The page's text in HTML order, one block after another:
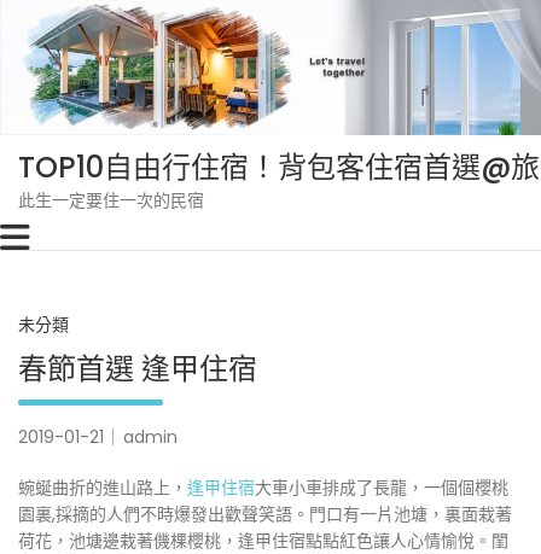
content
TOP10自由行住宿！背包客住宿首選@
此生一定要住一次的民宿
未分類
春節首選 逢甲住宿
2019-01-21 admin
蜿蜒曲折的進山路上， 逢甲住宿大車小車排成了長龍，一個個櫻桃
園裏,採摘的人們不時爆發出歡聲笑語。門口有一片池塘，裏面栽著
荷花，池塘邊栽著僟棵櫻桃，逢甲住宿點點紅色讓人心情愉悅。閨